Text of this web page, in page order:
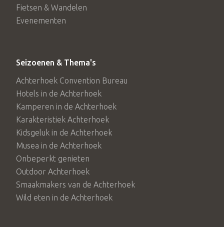
Fietsen & Wandelen
Evenementen
Seizoenen & Thema's
Achterhoek Convention Bureau
Hotels in de Achterhoek
Kamperen in de Achterhoek
Karakteristiek Achterhoek
Kidsgeluk in de Achterhoek
Musea in de Achterhoek
Onbeperkt genieten
Outdoor Achterhoek
Smaakmakers van de Achterhoek
Wild eten in de Achterhoek